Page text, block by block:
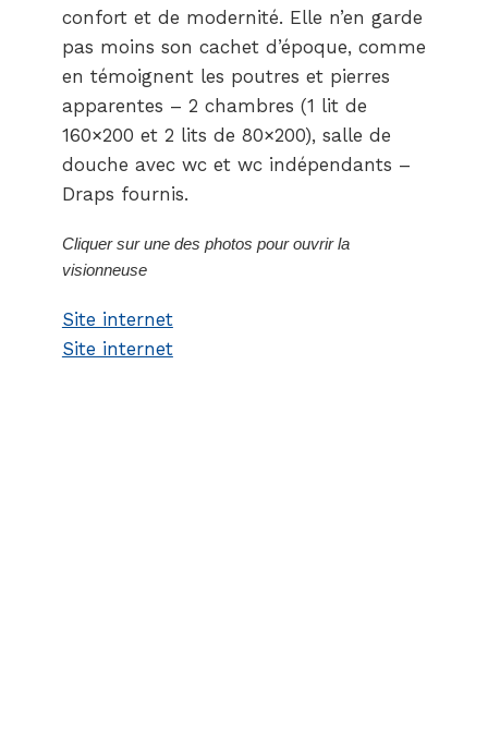
confort et de modernité. Elle n’en garde
pas moins son cachet d’époque, comme
en témoignent les poutres et pierres
apparentes – 2 chambres (1 lit de
160×200 et 2 lits de 80×200), salle de
douche avec wc et wc indépendants –
Draps fournis.
Cliquer sur une des photos pour ouvrir la
visionneuse
Site internet
Site internet